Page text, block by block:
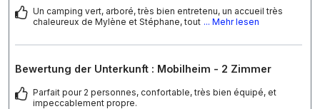
Un camping vert, arboré, très bien entretenu, un accueil très
chaleureux de Mylène et Stéphane, tout ... Mehr lesen
Bewertung der Unterkunft : Mobilheim - 2 Zimmer
Parfait pour 2 personnes, confortable, très bien équipé, et
impeccablement propre.